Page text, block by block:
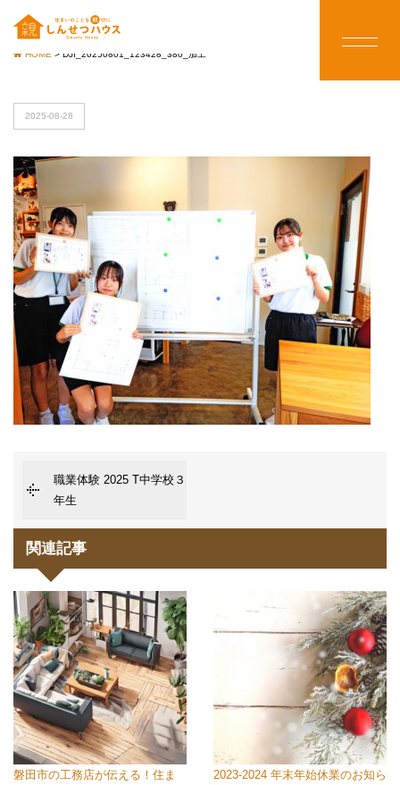
HOME > DJI_20250801_123428_380_加工
2025-08-28
職業体験 2025 T中学校３
年生
関連記事
磐田市の工務店が伝える！住ま
2023-2024 年末年始休業のお知ら